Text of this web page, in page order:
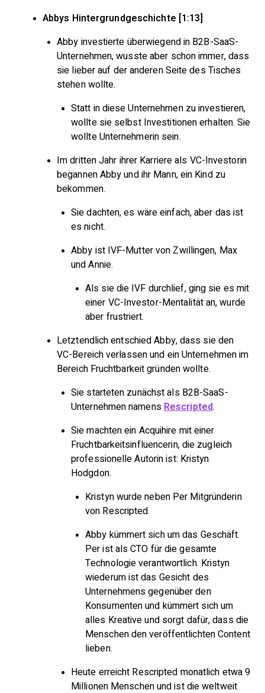
Abbys Hintergrundgeschichte [1:13]
Abby investierte überwiegend in B2B-SaaS-
Unternehmen, wusste aber schon immer, dass
sie lieber auf der anderen Seite des Tisches
stehen wollte.
Statt in diese Unternehmen zu investieren,
wollte sie selbst Investitionen erhalten. Sie
wollte Unternehmerin sein.
Im dritten Jahr ihrer Karriere als VC-Investorin
begannen Abby und ihr Mann, ein Kind zu
bekommen.
Sie dachten, es wäre einfach, aber das ist
es nicht.
Abby ist IVF-Mutter von Zwillingen, Max
und Annie.
Als sie die IVF durchlief, ging sie es mit
einer VC-Investor-Mentalität an, wurde
aber frustriert.
Letztendlich entschied Abby, dass sie den
VC-Bereich verlassen und ein Unternehmen im
Bereich Fruchtbarkeit gründen wollte.
Sie starteten zunächst als B2B-SaaS-
Unternehmen namens Rescripted .
Sie machten ein Acquihire mit einer
Fruchtbarkeitsinfluencerin, die zugleich
professionelle Autorin ist: Kristyn
Hodgdon.
Kristyn wurde neben Per Mitgründerin
von Rescripted.
Abby kümmert sich um das Geschäft.
Per ist als CTO für die gesamte
Technologie verantwortlich. Kristyn
wiederum ist das Gesicht des
Unternehmens gegenüber den
Konsumenten und kümmert sich um
alles Kreative und sorgt dafür, dass die
Menschen den veröffentlichten Content
lieben.
Heute erreicht Rescripted monatlich etwa 9
Millionen Menschen und ist die weltweit